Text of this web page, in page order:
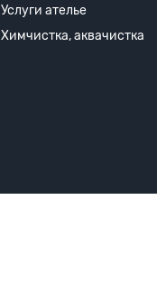
Услуги ателье
Химчистка, аквачистка